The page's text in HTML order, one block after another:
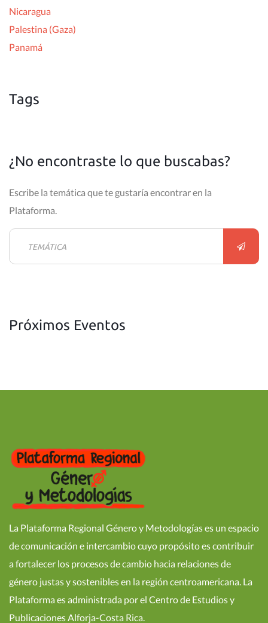
Nicaragua
Palestina (Gaza)
Panamá
Tags
¿No encontraste lo que buscabas?
Escribe la temática que te gustaría encontrar en la
Plataforma.
Próximos Eventos
La Plataforma Regional Género y Metodologías es un espacio
de comunicación e intercambio cuyo propósito es contribuir
a fortalecer los procesos de cambio hacia relaciones de
género justas y sostenibles en la región centroamericana. La
Plataforma es administrada por el Centro de Estudios y
Publicaciones Alforja-Costa Rica.